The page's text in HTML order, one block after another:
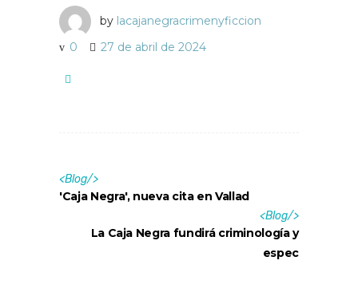
by lacajanegracrimenyficcion
0
27 de abril de 2024
<Blog/>
'Caja Negra', nueva cita en Vallad
<Blog/>
La Caja Negra fundirá criminología y
espec